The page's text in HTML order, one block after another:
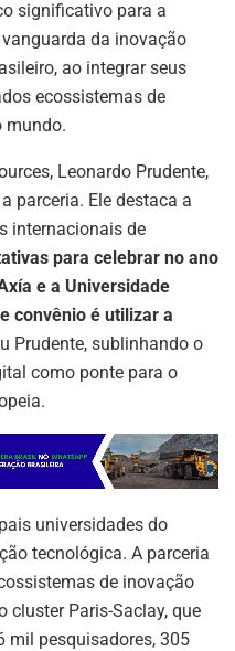
significativo para a
da inovação
ao integrar seus
ecossistemas de
mundo.
Leonardo Prudente,
parceria. Ele destaca a
internacionais de
para celebrar no ano
e a Universidade
convênio é utilizar a
Prudente, sublinhando o
como ponte para o
universidades do
tecnológica. A parceria
de inovação
cluster Paris-Saclay, que
mil pesquisadores, 305